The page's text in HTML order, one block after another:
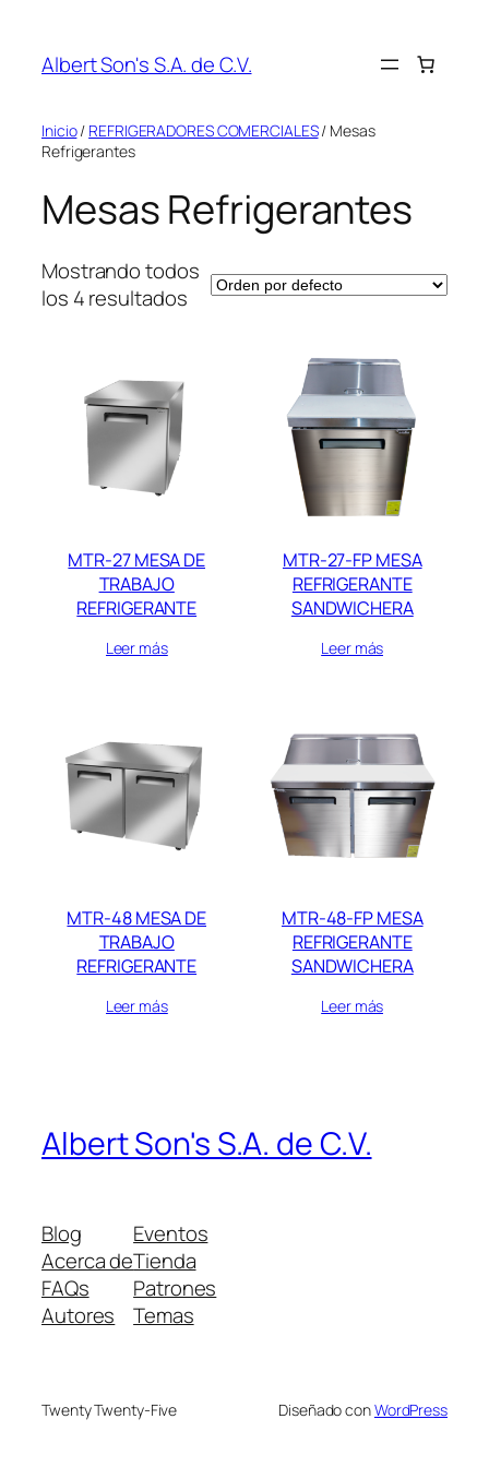
contenido
Albert Son's S.A. de C.V.
Inicio/ REFRIGERADORES COMERCIALES/ Mesas
Refrigerantes
Mesas Refrigerantes
Mostrando todos
los 4 resultados
MTR-27 MESA DE
TRABAJO
REFRIGERANTE
Leer más
MTR-27-FP MESA
REFRIGERANTE
SANDWICHERA
Leer más
MTR-48 MESA DE
TRABAJO
REFRIGERANTE
Leer más
MTR-48-FP MESA
REFRIGERANTE
SANDWICHERA
Leer más
Albert Son's S.A. de C.V.
Blog
Acerca de
FAQs
Autores
Eventos
Tienda
Patrones
Temas
Twenty Twenty-Five Diseñado conWordPress